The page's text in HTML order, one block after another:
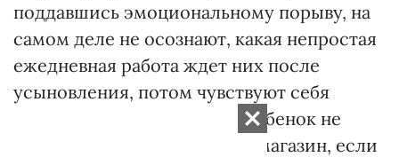
поддавшись эмоциональному порыву, на
самом деле не осознают, какая непростая
ежедневная работа ждет них после
усыновления, потом чувствуют себя
попавшими в ловушку. Но ребенок не
игрушка. Его нельзя сдать в магазин, если